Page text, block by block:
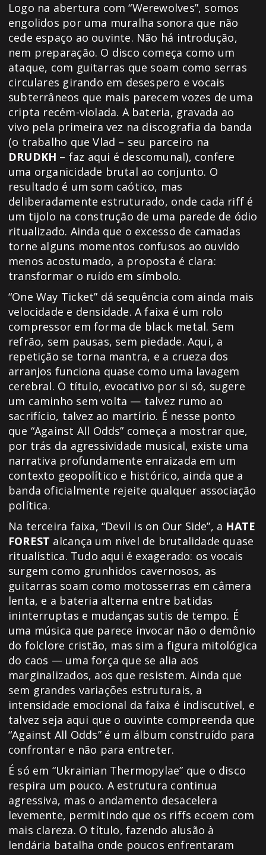
Logo na abertura com “Werewolves”, somos
engolidos por uma muralha sonora que não
cede espaço ao ouvinte. Não há introdução,
nem preparação. O disco começa como um
ataque, com guitarras que soam como serras
circulares girando em desespero e vocais
subterrâneos que mais parecem vozes de uma
cripta recém-violada. A bateria, gravada ao
vivo pela primeira vez na discografia da banda
(o trabalho que Vlad – seu parceiro na
DRUDKH – faz aqui é descomunal), confere
uma organicidade brutal ao conjunto. O
resultado é um som caótico, mas
deliberadamente estruturado, onde cada riff é
um tijolo na construção de uma parede de ódio
ritualizado. Ainda que o excesso de camadas
torne alguns momentos confusos ao ouvido
menos acostumado, a proposta é clara:
transformar o ruído em símbolo.
“One Way Ticket” dá sequência com ainda mais
velocidade e densidade. A faixa é um rolo
compressor em forma de black metal. Sem
refrão, sem pausas, sem piedade. Aqui, a
repetição se torna mantra, e a crueza dos
arranjos funciona quase como uma lavagem
cerebral. O título, evocativo por si só, sugere
um caminho sem volta — talvez rumo ao
sacrifício, talvez ao martírio. É nesse ponto
que “Against All Odds” começa a mostrar que,
por trás da agressividade musical, existe uma
narrativa profundamente enraizada em um
contexto geopolítico e histórico, ainda que a
banda oficialmente rejeite qualquer associação
política.
Na terceira faixa, “Devil is on Our Side”, a HATE
FOREST alcança um nível de brutalidade quase
ritualística. Tudo aqui é exagerado: os vocais
surgem como grunhidos cavernosos, as
guitarras soam como motosserras em câmera
lenta, e a bateria alterna entre batidas
ininterruptas e mudanças sutis de tempo. É
uma música que parece invocar não o demônio
do folclore cristão, mas sim a figura mitológica
do caos — uma força que se alia aos
marginalizados, aos que resistem. Ainda que
sem grandes variações estruturais, a
intensidade emocional da faixa é indiscutível, e
talvez seja aqui que o ouvinte compreenda que
“Against All Odds” é um álbum construído para
confrontar e não para entreter.
É só em “Ukrainian Thermopylae” que o disco
respira um pouco. A estrutura continua
agressiva, mas o andamento desacelera
levemente, permitindo que os riffs ecoem com
mais clareza. O título, fazendo alusão à
lendária batalha onde poucos enfrentaram